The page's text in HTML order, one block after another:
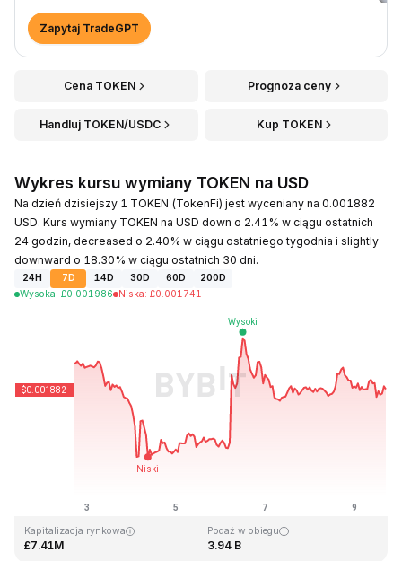
Zapytaj TradeGPT
Cena TOKEN Prognoza ceny
Handluj TOKEN/USDC Kup TOKEN
Wykres kursu wymiany TOKEN na USD
Na dzień dzisiejszy 1 TOKEN (TokenFi) jest wyceniany na 0.001882
USD. Kurs wymiany TOKEN na USD down o 2.41% w ciągu ostatnich
24 godzin, decreased o 2.40% w ciągu ostatniego tygodnia i slightly
downward o 18.30% w ciągu ostatnich 30 dni.
24H 7D 14D 30D 60D
200D
Wysoka: £0.001986 Niska: £0.001741
Ostatnia aktualizacja strony: 2026-08-09, 16:37 GMT+0
£0.000050
Kapitalizacja rynkowa
£7.41M
Podaż w obiegu
3.94 B